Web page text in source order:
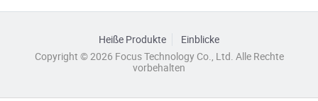
Heiße Produkte
Einblicke
Copyright © 2026 Focus Technology Co., Ltd. Alle Rechte
vorbehalten